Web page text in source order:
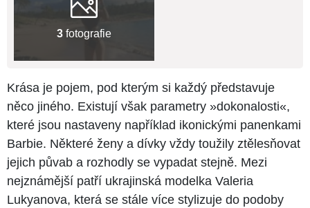
3 fotografie
Krása je pojem, pod kterým si každý představuje
něco jiného. Existují však parametry »dokonalosti«,
které jsou nastaveny například ikonickými panenkami
Barbie. Některé ženy a dívky vždy toužily ztělesňovat
jejich půvab a rozhodly se vypadat stejně. Mezi
nejznámější patří ukrajinská modelka Valeria
Lukyanova, která se stále více stylizuje do podoby